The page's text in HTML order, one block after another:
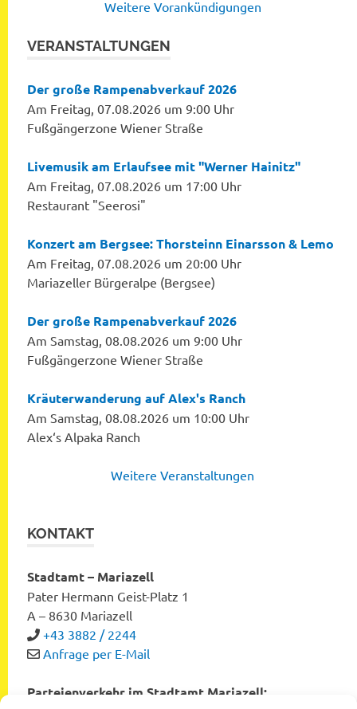
Weitere Vorankündigungen
VERANSTALTUNGEN
Der große Rampenabverkauf 2026
Am Freitag, 07.08.2026 um 9:00 Uhr
Fußgängerzone Wiener Straße
Livemusik am Erlaufsee mit "Werner Hainitz"
Am Freitag, 07.08.2026 um 17:00 Uhr
Restaurant "Seerosi"
Konzert am Bergsee: Thorsteinn Einarsson & Lemo
Am Freitag, 07.08.2026 um 20:00 Uhr
Mariazeller Bürgeralpe (Bergsee)
Der große Rampenabverkauf 2026
Am Samstag, 08.08.2026 um 9:00 Uhr
Fußgängerzone Wiener Straße
Kräuterwanderung auf Alex's Ranch
Am Samstag, 08.08.2026 um 10:00 Uhr
Alex‘s Alpaka Ranch
Weitere Veranstaltungen
KONTAKT
Stadtamt – Mariazell
Pater Hermann Geist-Platz 1
A – 8630 Mariazell
+43 3882 / 2244
Anfrage per E-Mail
Parteienverkehr im Stadtamt Mariazell: